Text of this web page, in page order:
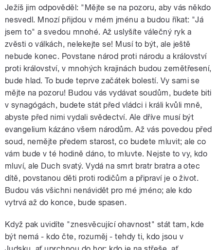
Ježíš jim odpověděl: "Mějte se na pozoru, aby vás někdo
nesvedl. Mnozí přijdou v mém jménu a budou říkat: "Já
jsem to" a svedou mnohé. Až uslyšíte válečný ryk a
zvěsti o válkách, nelekejte se! Musí to být, ale ještě
nebude konec. Povstane národ proti národu a království
proti království, v mnohých krajinách budou zemětřesení,
bude hlad. To bude teprve začátek bolestí. Vy sami se
mějte na pozoru! Budou vás vydávat soudům, budete biti
v synagógách, budete stát před vládci i králi kvůli mně,
abyste před nimi vydali svědectví. Ale dříve musí být
evangelium kázáno všem národům. Až vás povedou před
soud, nemějte předem starost, co budete mluvit; ale co
vám bude v té hodině dáno, to mluvte. Nejste to vy, kdo
mluví, ale Duch svatý. Vydá na smrt bratr bratra a otec
dítě, povstanou děti proti rodičům a připraví je o život.
Budou vás všichni nenávidět pro mé jméno; ale kdo
vytrvá až do konce, bude spasen.
Když pak uvidíte "znesvěcující ohavnost" stát tam, kde
být nemá - kdo čte, rozuměj - tehdy ti, kdo jsou v